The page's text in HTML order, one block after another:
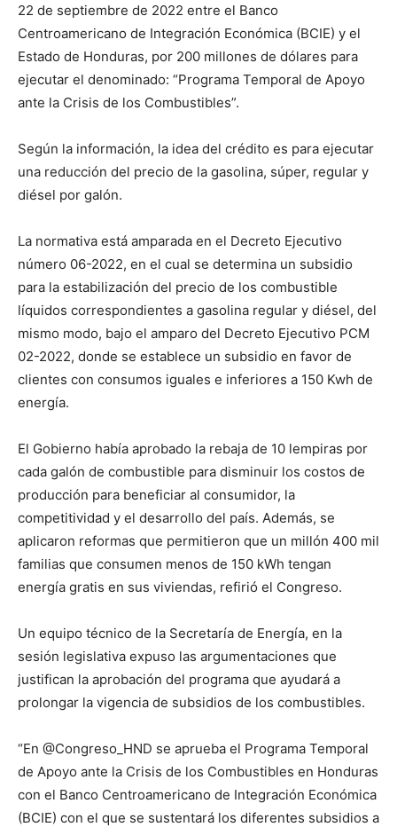
22 de septiembre de 2022 entre el Banco
Centroamericano de Integración Económica (BCIE) y el
Estado de Honduras, por 200 millones de dólares para
ejecutar el denominado: “Programa Temporal de Apoyo
ante la Crisis de los Combustibles”.
Según la información, la idea del crédito es para ejecutar
una reducción del precio de la gasolina, súper, regular y
diésel por galón.
La normativa está amparada en el Decreto Ejecutivo
número 06-2022, en el cual se determina un subsidio
para la estabilización del precio de los combustible
líquidos correspondientes a gasolina regular y diésel, del
mismo modo, bajo el amparo del Decreto Ejecutivo PCM
02-2022, donde se establece un subsidio en favor de
clientes con consumos iguales e inferiores a 150 Kwh de
energía.
El Gobierno había aprobado la rebaja de 10 lempiras por
cada galón de combustible para disminuir los costos de
producción para beneficiar al consumidor, la
competitividad y el desarrollo del país. Además, se
aplicaron reformas que permitieron que un millón 400 mil
familias que consumen menos de 150 kWh tengan
energía gratis en sus viviendas, refirió el Congreso.
Un equipo técnico de la Secretaría de Energía, en la
sesión legislativa expuso las argumentaciones que
justifican la aprobación del programa que ayudará a
prolongar la vigencia de subsidios de los combustibles.
“En @Congreso_HND se aprueba el Programa Temporal
de Apoyo ante la Crisis de los Combustibles en Honduras
con el Banco Centroamericano de Integración Económica
(BCIE) con el que se sustentará los diferentes subsidios a